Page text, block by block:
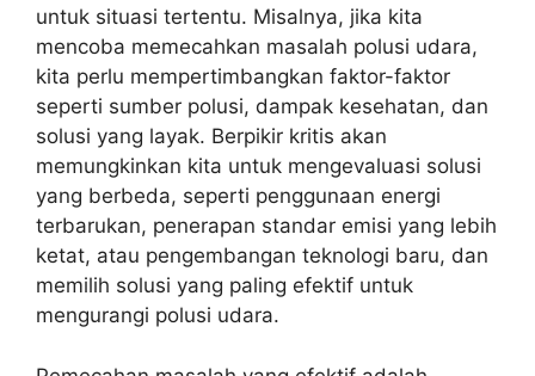
untuk situasi tertentu. Misalnya, jika kita
mencoba memecahkan masalah polusi udara,
kita perlu mempertimbangkan faktor-faktor
seperti sumber polusi, dampak kesehatan, dan
solusi yang layak. Berpikir kritis akan
memungkinkan kita untuk mengevaluasi solusi
yang berbeda, seperti penggunaan energi
terbarukan, penerapan standar emisi yang lebih
ketat, atau pengembangan teknologi baru, dan
memilih solusi yang paling efektif untuk
mengurangi polusi udara.